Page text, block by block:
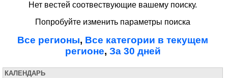
Нет вестей соотвествующие вашему поиску.
Попробуйте изменить параметры поиска
Все регионы, Все категории в текущем
регионе, За 30 дней
КАЛЕНДАРЬ